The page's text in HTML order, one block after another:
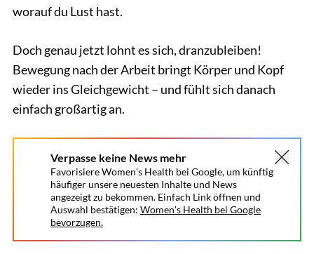
worauf du Lust hast.
Doch genau jetzt lohnt es sich, dranzubleiben!
Bewegung nach der Arbeit bringt Körper und Kopf
wieder ins Gleichgewicht – und fühlt sich danach
einfach großartig an.
Verpasse keine News mehr
Favorisiere Women's Health bei Google, um künftig
häufiger unsere neuesten Inhalte und News
angezeigt zu bekommen. Einfach Link öffnen und
Auswahl bestätigen: Women's Health bei Google
bevorzugen.